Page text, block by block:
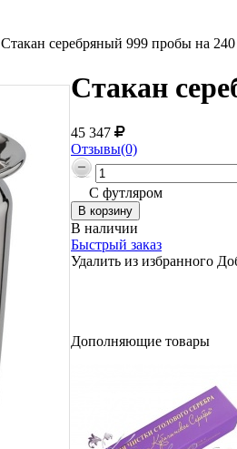
Стакан серебряный 999 пробы на
Стакан
45 347
Отзывы(0)
С футляром
В наличии
Быстрый заказ
Удалить из избранного
Дополняющие товары